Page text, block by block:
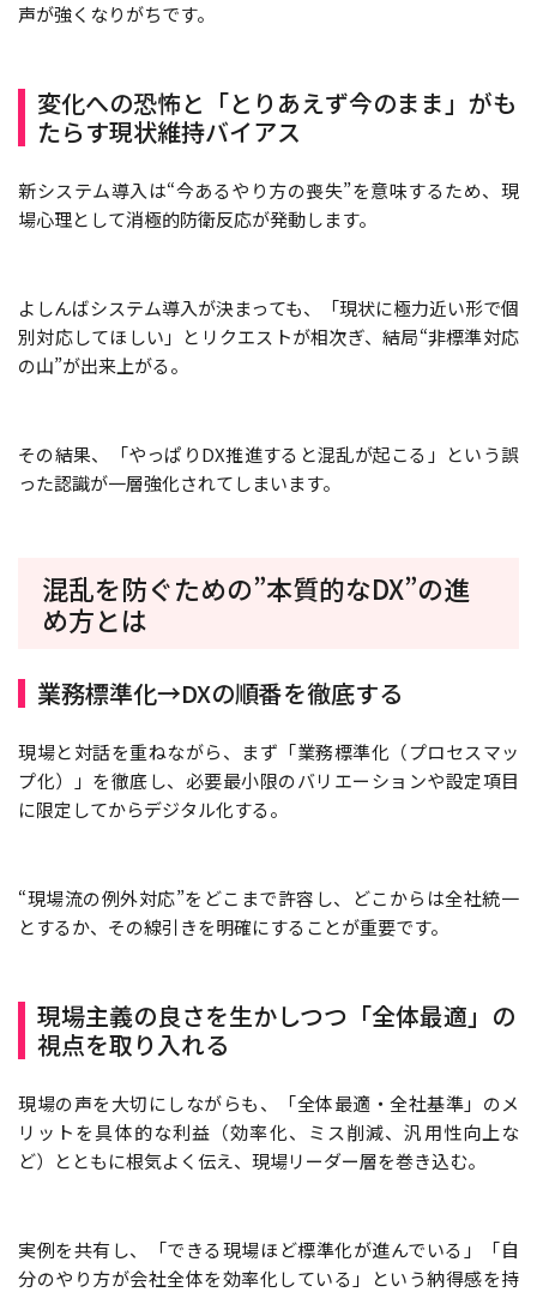
声が強くなりがちです。
変化への恐怖と「とりあえず今のまま」がも
たらす現状維持バイアス
新システム導入は“今あるやり方の喪失”を意味するため、現
場心理として消極的防衛反応が発動します。
よしんばシステム導入が決まっても、「現状に極力近い形で個
別対応してほしい」とリクエストが相次ぎ、結局“非標準対応
の山”が出来上がる。
その結果、「やっぱりDX推進すると混乱が起こる」という誤
った認識が一層強化されてしまいます。
混乱を防ぐための”本質的なDX”の進
め方とは
業務標準化→DXの順番を徹底する
現場と対話を重ねながら、まず「業務標準化（プロセスマッ
プ化）」を徹底し、必要最小限のバリエーションや設定項目
に限定してからデジタル化する。
“現場流の例外対応”をどこまで許容し、どこからは全社統一
とするか、その線引きを明確にすることが重要です。
現場主義の良さを生かしつつ「全体最適」の
視点を取り入れる
現場の声を大切にしながらも、「全体最適・全社基準」のメ
リットを具体的な利益（効率化、ミス削減、汎用性向上な
ど）とともに根気よく伝え、現場リーダー層を巻き込む。
実例を共有し、「できる現場ほど標準化が進んでいる」「自
分のやり方が会社全体を効率化している」という納得感を持